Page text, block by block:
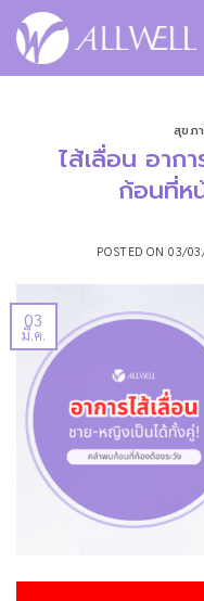
ข้าม
ไป
สุขภ
ไส้เลื่อน อาก
ก้อนที่ห
POSTED ON03/
03
มี.ค.